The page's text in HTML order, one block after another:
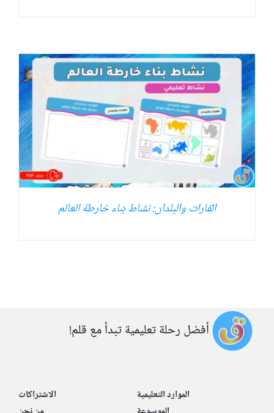
القارات والبلدان: نشاط بناء خارطة العالم
أفضل رحلة تعليمية تبدأ مع قلم!
الموارد التعليمية
الاشتراكات